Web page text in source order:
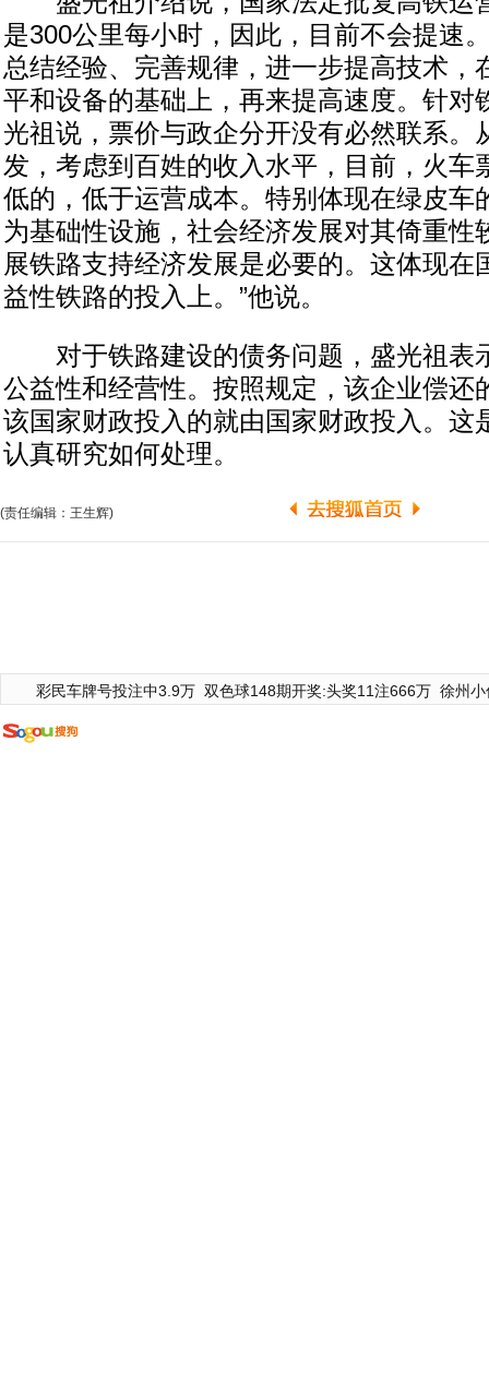
是300公里每小时，因此，目前不会提速
总结经验、完善规律，进一步提高技术，
平和设备的基础上，再来提高速度。针对
光祖说，票价与政企分开没有必然联系。
发，考虑到百姓的收入水平，目前，火车
低的，低于运营成本。特别体现在绿皮车
为基础性设施，社会经济发展对其倚重性
展铁路支持经济发展是必要的。这体现在
益性铁路的投入上。”他说。
对于铁路建设的债务问题，盛光祖表
公益性和经营性。按照规定，该企业偿还
该国家财政投入的就由国家财政投入。这
认真研究如何处理。
(责任编辑：王生辉)
彩民车牌号投注中3.9万 双色球148期开奖:头奖11注666万 徐州